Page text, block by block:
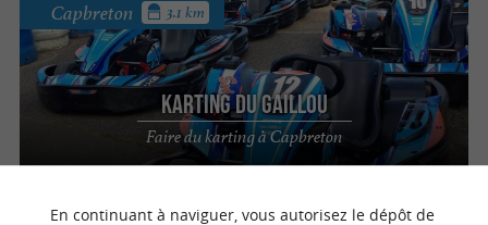
Karting du Gaillou
Faire du karting à Capbreton
Capbreton 3.1 km
En continuant à naviguer, vous autorisez le dépôt de